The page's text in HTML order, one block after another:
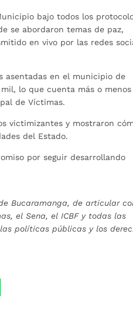
bajo todos los
se abordaron temas de paz,
en vivo por las redes
asentadas en el municipio de
lo que cuenta más o
de Víctimas.
victimizantes y mostraron
del Estado.
por seguir desarrollando
Bucaramanga, de articular
el Sena, el ICBF y todas las
políticas públicas y los